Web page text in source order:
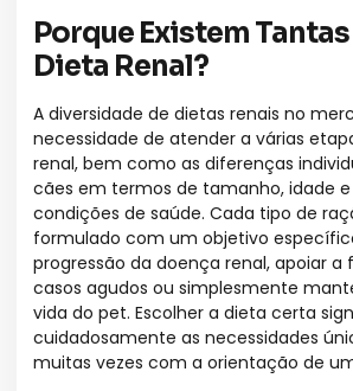
Porque Existem
Dieta Renal?
A diversidade de dietas renais no
necessidade de atender a várias
renal, bem como as diferenças
cães em termos de tamanho, idade
condições de saúde. Cada tipo de
formulado com um objetivo
progressão da doença renal, apoiar a
casos agudos ou simplesmente
vida do pet. Escolher a dieta certa
cuidadosamente as necessidades
muitas vezes com a orientação de